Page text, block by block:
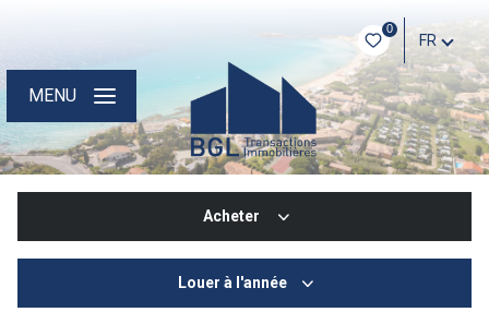
0
FR
MENU
Acheter
Louer à l'année